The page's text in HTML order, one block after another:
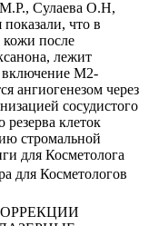
Сулаева О.Н,
что в
кожи после
лежит
включение М2-
ангиогенезом через
сосудистого
резерва клеток
стромальной
для Косметолога
для Косметологов